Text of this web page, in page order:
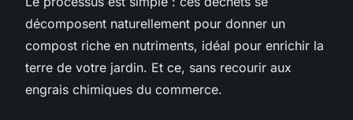
décomposent naturellement pour donner un
compost riche en nutriments, idéal pour enrichir la
terre de votre jardin. Et ce, sans recourir aux
engrais chimiques du commerce.